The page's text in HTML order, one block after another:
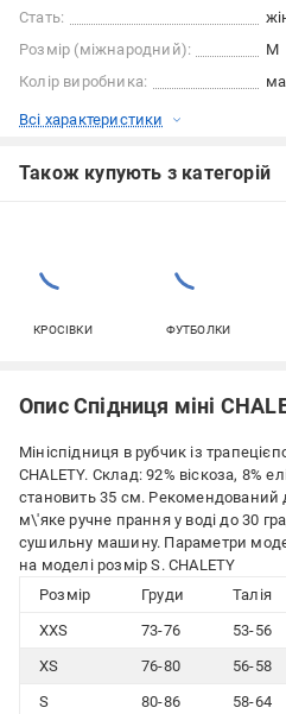
Стать:
Розмір (міжнародний):
M
Колір виробника:
Всі характеристики
Також купують з категорій
КРОСІВКИ ФУТБОЛКИ
Опис Спідниця міні
Мініспідниця в рубчик із
CHALETY. Склад: 92% віскоза, 8%
становить 35 см. Рекомендований
м\'яке ручне прання у воді до 30
сушильну машину. Параметри
на моделі розмір S. CHALETY
Розмір
Груди Талія
XXS
73-76 53-56
XS
76-80 56-58
S
80-86 58-64